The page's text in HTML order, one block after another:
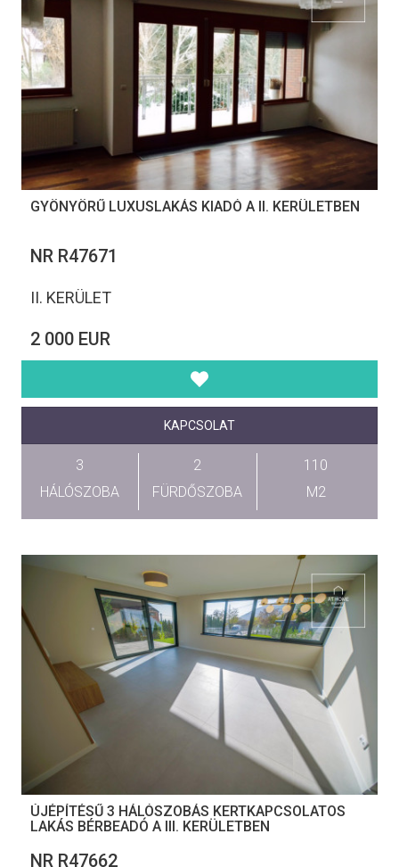
GYÖNYÖRŰ LUXUSLAKÁS KIADÓ A II. KERÜLETBEN
NR R47671
II. KERÜLET
2 000 EUR
KAPCSOLAT
3
HÁLÓSZOBA
2
FÜRDŐSZOBA
110
M2
ÚJÉPÍTÉSŰ 3 HÁLÓSZOBÁS KERTKAPCSOLATOS
LAKÁS BÉRBEADÓ A III. KERÜLETBEN
NR R47662